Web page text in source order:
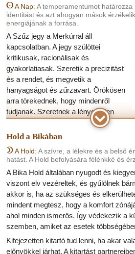
A A Nap: A temperamentumot határozza
identitást és azt ahogyan mások
energiájának a forrása.
A Szűz jegy a Merkúrral áll
kapcsolatban. A jegy szülöttei
kritikusak, racionálisak és
gyakorlatiasak. Szeretik a precizitást
és a rendet, és megvetik a
hanyagságot és zűrzavart. Örökösen
arra törekednek, hogy mindenről
tudjanak. Szeretnek a lényegtelen
részletekkel bajlódni, ezért nem látják a
nem tudják egymástól elkülöníteni a
azonban nagyon hamar meg tudják
dolgoktól. A pénzt imádják.
A Szűzek egyik gyengesége a kitartás
visszariadnak a túl sok akadálytól.
önzéstől, bár eleinte szerénynek
mennyit érnek.
A kapcsolataikban nagyon érdeklődők
megpróbálják felfedni mások minden
kíváncsiságból teszik. A Szűz jegyében
nagyon tartózkodók és szenvtelenek,
Hold a Bikában
B A Hold: A szívre, a lélekre és a belső
hatást. A Hold befolyására félénkké és
A Bika Hold általában nyugodt és
viszont elv vezéreltek, és gyűlölnek
akkor is, ha az szükséges és
mindent megtesz, hogy a komfort
ahol minden ismerős. Így védekezik a
szemben, amiket az esetek
Kifejezetten kitartó tud lenni, ha akar
előnyökkel járhat. A kitartást